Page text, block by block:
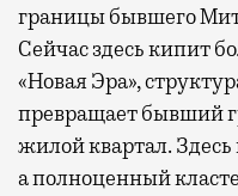
границы бывшего
Сейчас здесь кипит
«Новая Эра»,
превращает бывший
жилой квартал.
а полноценный